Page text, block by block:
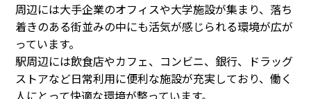
周辺には大手企業のオフィスや大学施設が集まり、落ち
着きのある街並みの中にも活気が感じられる環境が広が
っています。
駅周辺には飲食店やカフェ、コンビニ、銀行、ドラッグ
ストアなど日常利用に便利な施設が充実しており、働く
人にとって快適な環境が整っています。